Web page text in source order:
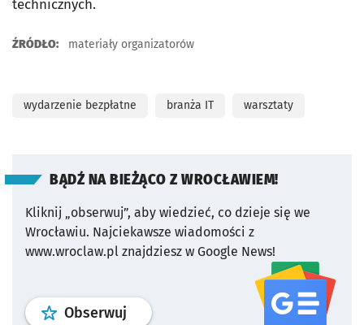
technicznych.
ŹRÓDŁO: materiały organizatorów
wydarzenie bezpłatne branża IT warsztaty
BĄDŹ NA BIEŻĄCO Z WROCŁAWIEM!
Kliknij „obserwuj”, aby wiedzieć, co dzieje się we
Wrocławiu. Najciekawsze wiadomości z
www.wroclaw.pl znajdziesz w Google News!
Obserwuj profil serwisu